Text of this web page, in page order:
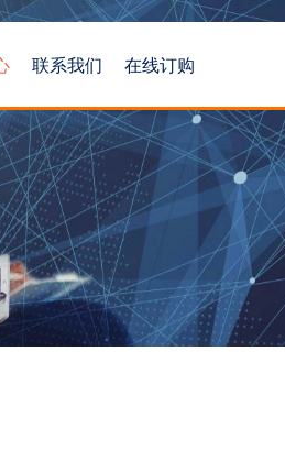
联系我们 在线订购